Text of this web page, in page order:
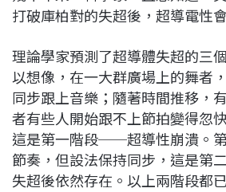
打破庫柏對的失超後，超導電性
理論學家預測了超導體失超的三
以想像，在一大群廣場上的舞者
同步跟上音樂；隨著時間推移，
者有些人開始跟不上節拍變得忽
這是第一階段──超導性崩潰。
節奏，但設法保持同步，這是
失超後依然存在。以上兩階段都